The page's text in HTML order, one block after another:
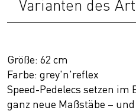
Varianten des
Größe: 62 cm
Farbe: grey'n'reflex
Speed-Pedelecs setzen
ganz neue Maßstäbe –